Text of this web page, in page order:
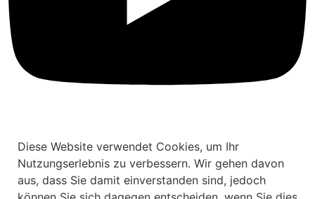
Diese Website verwendet Cookies, um Ihr
Nutzungserlebnis zu verbessern. Wir gehen davon
aus, dass Sie damit einverstanden sind, jedoch